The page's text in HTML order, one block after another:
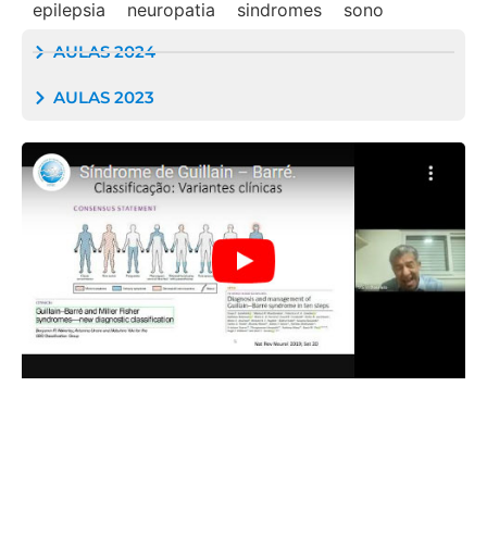
epilepsia neuropatia sindromes sono
AULAS 2024
AULAS 2023